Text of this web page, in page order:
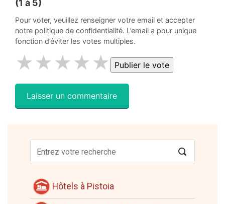
(1 à 5)
Pour voter, veuillez renseigner votre email et accepter
notre politique de confidentialité. L’email a pour unique
fonction d’éviter les votes multiples.
★
★
★
★
★
Hôtels à Pistoia